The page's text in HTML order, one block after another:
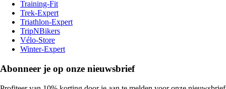
Training-Fit
Trek-Expert
Triathlon-Expert
TripNBikers
Vélo-Store
Winter-Expert
Abonneer je op onze nieuwsbrief